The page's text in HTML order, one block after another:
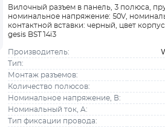
Вилочный разъем в панель, 3 полюса,
номинальное напряжение: 50V,
контактной вставки: черный, цвет
gesis BST14i3
Производитель:
Тип:
Монтаж разъемов:
Количество полюсов:
Номинальное напряжение, В:
Номинальный ток, A:
Тип фиксации провода: